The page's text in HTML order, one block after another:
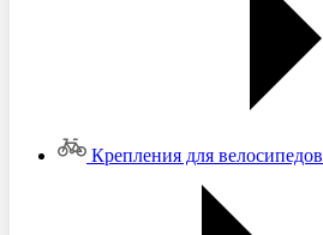
Крепления для велосипедов